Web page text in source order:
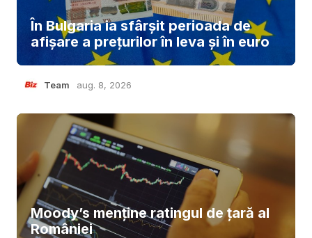
În Bulgaria ia sfârşit perioada de
afișare a prețurilor în ​​leva și în euro
Team aug. 8, 2026
Moody’s menține ratingul de țară al
României